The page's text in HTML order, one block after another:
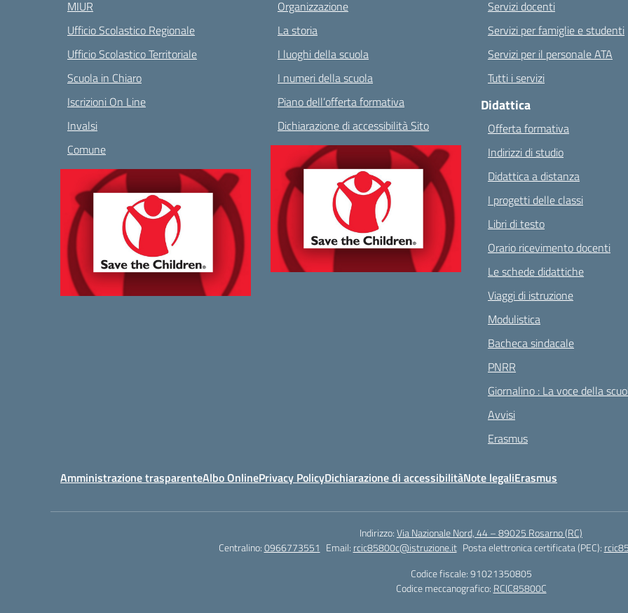
MIUR
Ufficio Scolastico Regionale
Ufficio Scolastico Territoriale
Scuola in Chiaro
Iscrizioni On Line
Invalsi
Comune
Organizzazione
La storia
I luoghi della scuola
I numeri della scuola
Piano dell’offerta formativa
Dichiarazione di accessibilità Sito
Servizi docenti
Servizi per famiglie e studenti
Servizi per il personale ATA
Tutti i servizi
Didattica
Offerta formativa
Indirizzi di studio
Didattica a distanza
I progetti delle classi
Libri di testo
Orario ricevimento docenti
Le schede didattiche
Viaggi di istruzione
Modulistica
Bacheca sindacale
PNRR
Giornalino : La voce della
Avvisi
Erasmus
Amministrazione trasparenteAlbo OnlinePrivacy PolicyDichiarazione di accessibilitàNote legaliErasmus
Indirizzo:Via Nazionale Nord, 44 – 89025 Rosarno (RC)
Centralino:0966773551 Email: rcic85800c@istruzione.it Posta elettronica certificata (PEC):
Codice fiscale: 91021350805
Codice meccanografico: RCIC85800C